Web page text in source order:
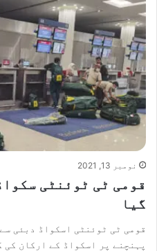
نومبر 13, 2021
قومی ٹی ٹوئنٹی
گیا
قومی ٹی ٹوئنٹی اسکواڈ دبئی
پہنچنے پر اسکواڈ کے ارکان